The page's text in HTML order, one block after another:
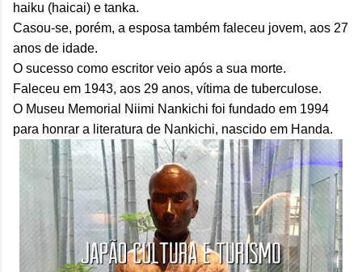
haiku (haicai) e tanka.
Casou-se, porém, a esposa também faleceu jovem, aos 27
anos de idade.
O sucesso como escritor veio após a sua morte.
Faleceu em 1943, aos 29 anos, vítima de tuberculose.
O Museu Memorial Niimi Nankichi foi fundado em 1994
para honrar a literatura de Nankichi, nascido em Handa.